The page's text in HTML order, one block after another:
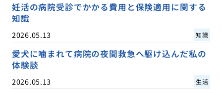
妊活の病院受診でかかる費用と保険適用に関する
知識
2026.05.13 知識
愛犬に噛まれて病院の夜間救急へ駆け込んだ私の
体験談
2026.05.13 生活